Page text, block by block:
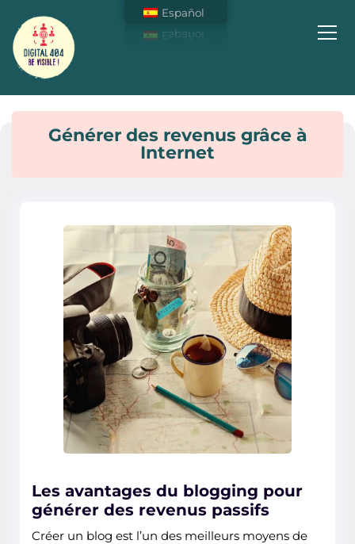
Générer des revenus grâce à
Internet
Les avantages du blogging pour
générer des revenus passifs
Créer un blog est l’un des meilleurs moyens de
Español